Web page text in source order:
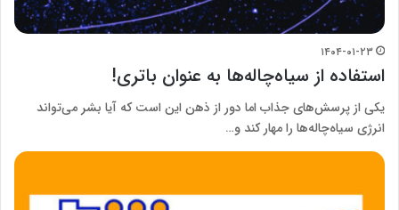
۱۴۰۴-۰۱-۲۳
استفاده از سیاه‌چاله‌ها به عنوان باتری!
یکی از پرسش‌های جذاب اما دور از ذهن این است که آیا بشر می‌تواند
انرژی سیاه‌چاله‌ها را مهار کند و…